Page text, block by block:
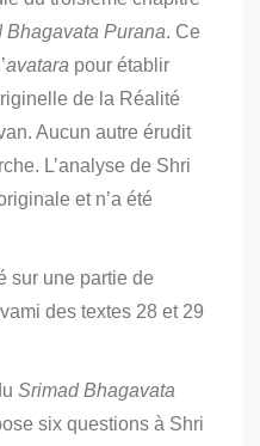
Bhagavata Purana. Ce
avatara pour établir
de la Réalité
Aucun autre érudit
L’analyse de Shri
et n’a été
sur une partie de
des textes 28 et 29
Srimad Bhagavata
six questions à Shri